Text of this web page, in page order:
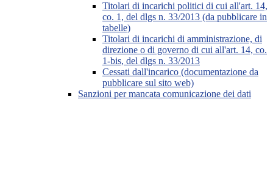
Titolari di incarichi politici di cui all'art. 14,
co. 1, del dlgs n. 33/2013 (da pubblicare in
tabelle)
Titolari di incarichi di amministrazione, di
direzione o di governo di cui all'art. 14, co.
1-bis, del dlgs n. 33/2013
Cessati dall'incarico (documentazione da
pubblicare sul sito web)
Sanzioni per mancata comunicazione dei dati